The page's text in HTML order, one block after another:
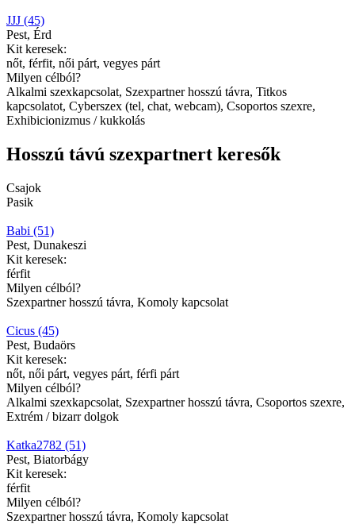
JJJ (45)
Pest, Érd
Kit keresek:
nőt, férfit, női párt, vegyes párt
Milyen célból?
Alkalmi szexkapcsolat, Szexpartner hosszú távra, Titkos
kapcsolatot, Cyberszex (tel, chat, webcam), Csoportos szexre,
Exhibicionizmus / kukkolás
Hosszú távú szexpartnert keresők
Csajok
Pasik
Babi (51)
Pest, Dunakeszi
Kit keresek:
férfit
Milyen célból?
Szexpartner hosszú távra, Komoly kapcsolat
Cicus (45)
Pest, Budaörs
Kit keresek:
nőt, női párt, vegyes párt, férfi párt
Milyen célból?
Alkalmi szexkapcsolat, Szexpartner hosszú távra, Csoportos szexre,
Extrém / bizarr dolgok
Katka2782 (51)
Pest, Biatorbágy
Kit keresek:
férfit
Milyen célból?
Szexpartner hosszú távra, Komoly kapcsolat